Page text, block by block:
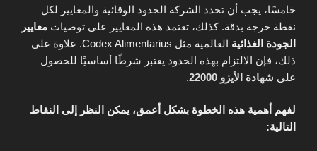
خامسًا، يجب أن تحدد الشركة الحدود الوقائية والمعايير لكل
نقطة حرجة بدقة. كذلك، تعتمد هذه المعايير على توصيات معايير
الجودة الغذائية
العالمية مثل Codex Alimentarius. علاوة على
ذلك، فإن الالتزام بهذه الحدود يعتبر شرطًا أساسيًا للحصول
على شهادة الأيزو 22000 .
لفهم أهمية هذه الخطوة بشكل أعمق، يمكن النظر إلى النقاط
التالية: